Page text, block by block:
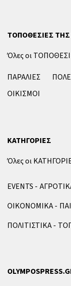
ΤΟΠΟΘΕΣΙΕΣ ΤΗΣ
Όλες οι
ΠΑΡΑΛΙΕΣ
ΟΙΚΙΣΜΟΙ
ΚΑΤΗΓΟΡΙΕΣ
Όλες οι
EVENTS
ΟΙΚΟΝΟΜΙΚΑ
ΠΟΛΙΤΙΣΤΙΚΑ